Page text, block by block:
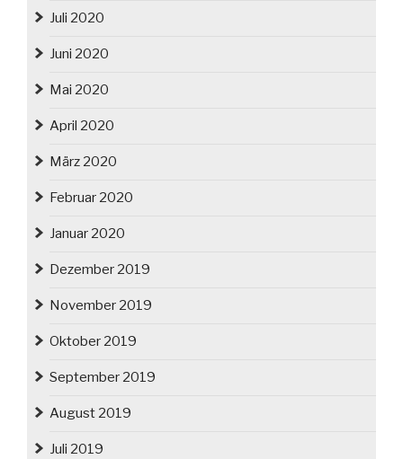
Juli 2020
Juni 2020
Mai 2020
April 2020
März 2020
Februar 2020
Januar 2020
Dezember 2019
November 2019
Oktober 2019
September 2019
August 2019
Juli 2019